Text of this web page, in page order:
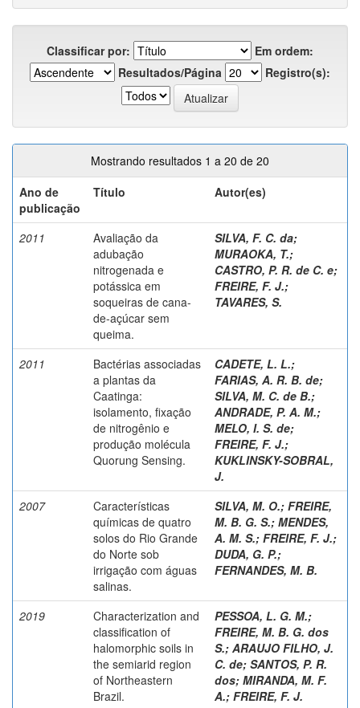
Classificar por:
Em ordem:
Resultados/Página
Registro(s):
Mostrando resultados 1 a 20 de 20
Ano de
publicação
Título Autor(es)
2011
Avaliação da
adubação
nitrogenada e
potássica em
soqueiras de cana-
de-açúcar sem
queima.
SILVA, F. C. da;
MURAOKA, T.;
CASTRO, P. R. de C. e;
FREIRE, F. J.;
TAVARES, S.
2011
Bactérias associadas
a plantas da
Caatinga:
isolamento, fixação
de nitrogênio e
produção molécula
Quorung Sensing.
CADETE, L. L.;
FARIAS, A. R. B. de;
SILVA, M. C. de B.;
ANDRADE, P. A. M.;
MELO, I. S. de;
FREIRE, F. J.;
KUKLINSKY-SOBRAL,
J.
2007
Características
químicas de quatro
solos do Rio Grande
do Norte sob
irrigação com águas
salinas.
SILVA, M. O.; FREIRE,
M. B. G. S.; MENDES,
A. M. S.; FREIRE, F. J.;
DUDA, G. P.;
FERNANDES, M. B.
2019
Characterization and
classification of
halomorphic soils in
the semiarid region
of Northeastern
Brazil.
PESSOA, L. G. M.;
FREIRE, M. B. G. dos
S.; ARAUJO FILHO, J.
C. de; SANTOS, P. R.
dos; MIRANDA, M. F.
A.; FREIRE, F. J.